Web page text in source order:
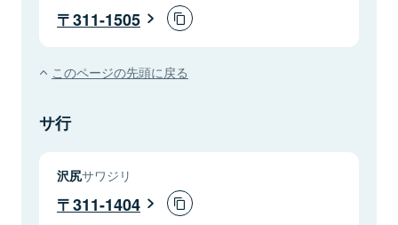
311-1505
このページの先頭に戻る
サ行
沢尻サワジリ
311-1404